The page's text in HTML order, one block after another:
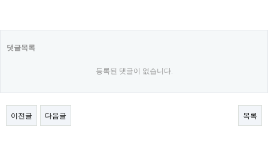
댓글목록
등록된 댓글이 없습니다.
이전글 다음글 목록